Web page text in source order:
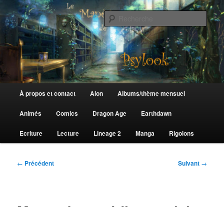
au
contenu
principalLe Manège de Psylook
principal
À propos et contact Aion Albums/thème mensuel
Animés Comics Dragon Age Earthdawn
Ecriture Lecture Lineage 2 Manga Rigolons
Navigation
← Précédent Suivant →